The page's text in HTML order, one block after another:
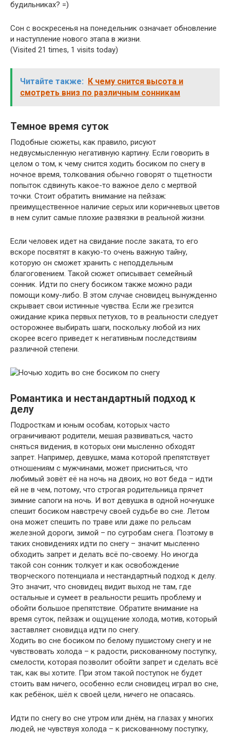
будильниках? =)
Сон с воскресенья на понедельник означает обновление
и наступление нового этапа в жизни.
(Visited 21 times, 1 visits today)
Читайте также: К чему снится высота и
смотреть вниз по различным сонникам
Темное время суток
Подобные сюжеты, как правило, рисуют
недвусмысленную негативную картину. Если говорить в
целом о том, к чему снится ходить босиком по снегу в
ночное время, толкования обычно говорят о тщетности
попыток сдвинуть какое-то важное дело с мертвой
точки. Стоит обратить внимание на пейзаж:
преимущественное наличие серых или коричневых цветов
в нем сулит самые плохие развязки в реальной жизни.
Если человек идет на свидание после заката, то его
вскоре посвятят в какую-то очень важную тайну,
которую он сможет хранить с неподдельным
благоговением. Такой сюжет описывает семейный
сонник. Идти по снегу босиком также можно ради
помощи кому-либо. В этом случае сновидец вынужденно
скрывает свои истинные чувства. Если же грезится
ожидание крика первых петухов, то в реальности следует
осторожнее выбирать шаги, поскольку любой из них
скорее всего приведет к негативным последствиям
различной степени.
Романтика и нестандартный подход к
делу
Подросткам и юным особам, которых часто
ограничивают родители, мешая развиваться, часто
сняться видения, в которых они мысленно обходят
запрет. Например, девушке, мама которой препятствует
отношениям с мужчинами, может присниться, что
любимый зовёт её на ночь на двоих, но вот беда – идти
ей не в чем, потому, что строгая родительница прячет
зимние сапоги на ночь. И вот девушка в одной ночнушке
спешит босиком навстречу своей судьбе во сне. Летом
она может спешить по траве или даже по рельсам
железной дороги, зимой – по сугробам снега. Поэтому в
таких сновидениях идти по снегу – значит мысленно
обходить запрет и делать всё по-своему. Но иногда
такой сон сонник толкует и как освобождение
творческого потенциала и нестандартный подход к делу.
Это значит, что сновидец видит выход не там, где
остальные и сумеет в реальности решить проблему и
обойти большое препятствие. Обратите внимание на
время суток, пейзаж и ощущение холода, мотив, который
заставляет сновидца идти по снегу.
Ходить во сне босиком по белому пушистому снегу и не
чувствовать холода – к радости, рискованному поступку,
смелости, которая позволит обойти запрет и сделать всё
так, как вы хотите. При этом такой поступок не будет
стоить вам ничего, особенно если сновидец играл во сне,
как ребёнок, шёл к своей цели, ничего не опасаясь.
Идти по снегу во сне утром или днём, на глазах у многих
людей, не чувствуя холода – к рискованному поступку,